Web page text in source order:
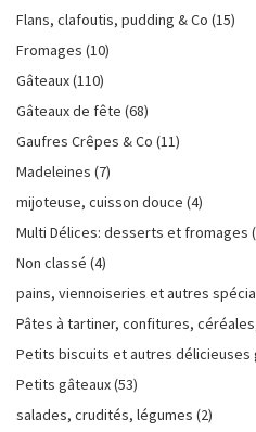
Flans, clafoutis, pudding & Co (15)
Fromages (10)
Gâteaux(110)
Gâteaux de fête (68)
Gaufres Crêpes & Co (11)
Madeleines (7)
mijoteuse, cuisson douce (4)
Multi Délices: desserts et fromages
Non classé (4)
pains, viennoiseries et autres
Pâtes à tartiner, confitures,
Petits biscuits et autres délicieuses
Petits gâteaux(53)
salades, crudités, légumes (2)